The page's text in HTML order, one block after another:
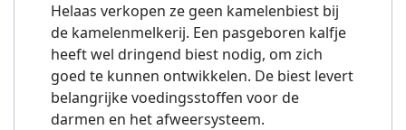
Helaas verkopen ze geen kamelenbiest bij
de kamelenmelkerij. Een pasgeboren kalfje
heeft wel dringend biest nodig, om zich
goed te kunnen ontwikkelen. De biest levert
belangrijke voedingsstoffen voor de
darmen en het afweersysteem.